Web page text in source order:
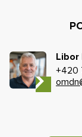
Libor
+420